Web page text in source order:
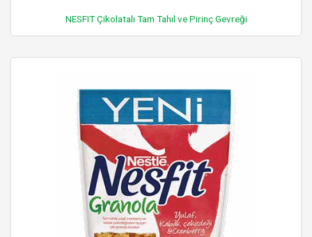
NESFIT Çikolatalı Tam Tahıl ve Pirinç Gevreği